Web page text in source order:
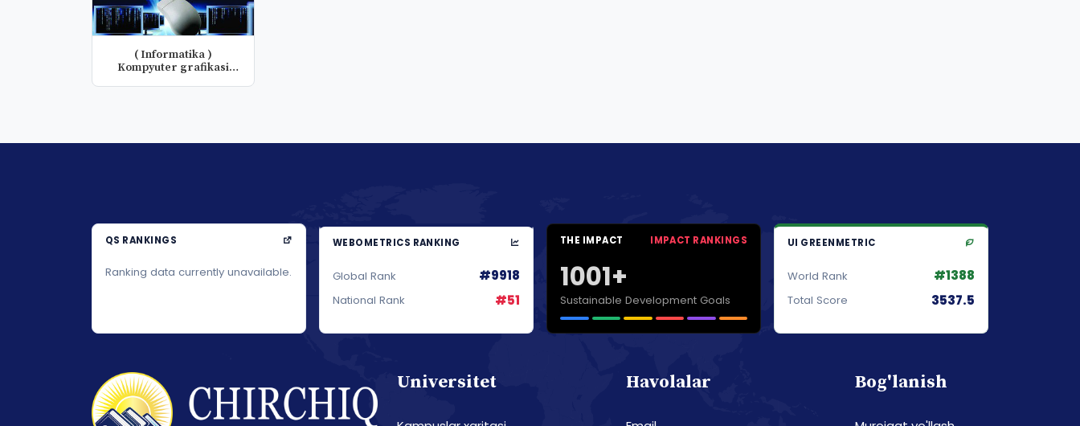
( Informatika )
Kompyuter grafikasi
QS RANKINGS
Ranking data currently unavailable.
WEBOMETRICS RANKING
Global Rank #9918
National Rank #51
THE IMPACT IMPACT RANKINGS
1001+
Sustainable Development Goals
UI GREENMETRIC
World Rank #1388
Total Score 3537.5
Universitet Havolalar Bog'lanish